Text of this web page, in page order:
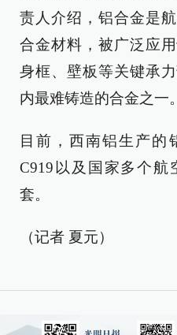
责人介绍，铝合金是
合金材料，被广泛应
身框、壁板等关键承
内最难铸造的合金之一。
目前，西南铝生产的
C919以及国家多个
套。
（记者 夏元）